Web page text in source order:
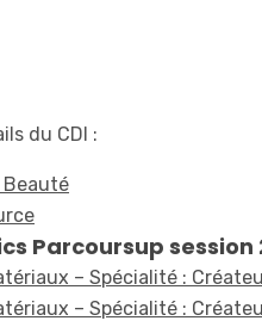
du CDI :
Beauté
Parcoursup session
– Spécialité :
– Spécialité :